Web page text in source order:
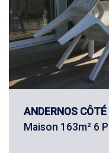
ANDERNOS
Maison 163m² 6